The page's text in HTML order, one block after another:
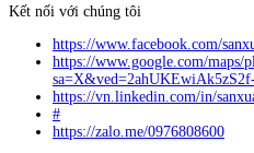
Kết nối với chúng tôi
https://www.facebook.com/
https://www.google.com/maps/
https://vn.linkedin.com/in/
#
https://zalo.me/0976808600